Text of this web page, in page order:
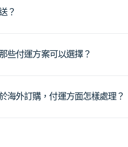
？
些付運方案可以選擇？
海外訂購，付運方面怎樣處理？